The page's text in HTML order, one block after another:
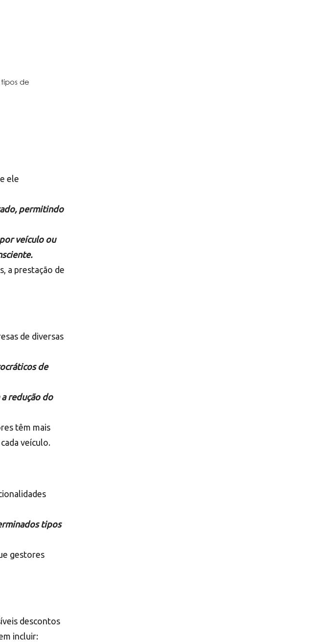
de
ele
permitindo
veículo ou
a prestação de
de diversas
de
redução do
têm mais
veículo.
tipos
gestores
descontos
incluir: